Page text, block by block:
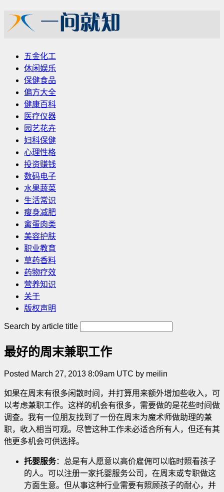
五金化工
休闲娱乐
保健食品
偏方大全
健康百科
医疗仪器
园艺花卉
妇科保健
心理性格
投资赚钱
数码电子
水果蔬菜
生活常识
瘦身减肥
禽蛋肉类
美容护肤
职业教育
草药香料
药物疗效
营养知识
关于
版权声明
Search by article title
最好的周末兼职工作
Posted March 27, 2013 8:09am UTC by meilin
如果在周末有很多闲散时间，并打算用来额外增加些收入，可
以考虑兼职工作。这样的机会有很多，需要做的是花些时间做
调查。我有一位朋友找到了一份在周末为魔术师做助理的兼
职，收入相当可观。尽管这种工作未必适合所有人，但还有其
他更多机会可供选择。
托婴服务：总是有人愿意以高价雇佣可以临时照看孩子
的人。可以注册一家托婴服务公司，在周末或专职做这
方面生意。但从事这种行业需要有照顾孩子的耐心，并